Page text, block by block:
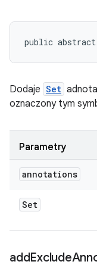
public abstract
Dodaje Set
oznaczony tym
Parametry
annotations
Set
addExclude